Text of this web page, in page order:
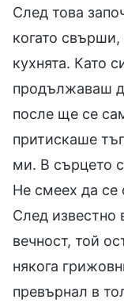
След това
когато
кухнята. Като
продължаваш
после ще се
притискаше
ми. В сърцето
Не смеех да се
След известно
вечност, той
някога
превърнал в